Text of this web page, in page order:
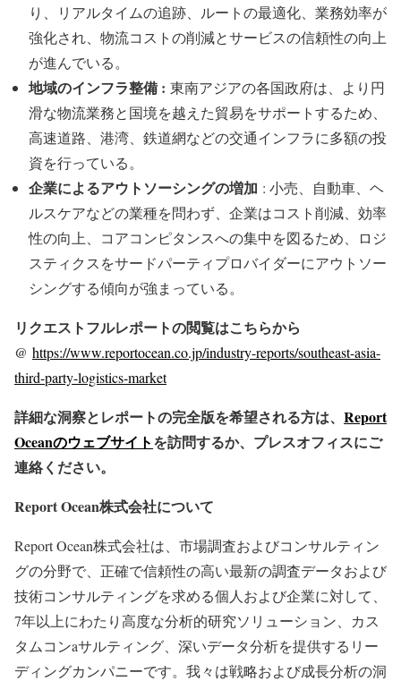
り、リアルタイムの追跡、ルートの最適化、業務効率が
強化され、物流コストの削減とサービスの信頼性の向上
が進んでいる。
地域のインフラ整備 : 東南アジアの各国政府は、より円
滑な物流業務と国境を越えた貿易をサポートするため、
高速道路、港湾、鉄道網などの交通インフラに多額の投
資を行っている。
企業によるアウトソーシングの増加 : 小売、自動車、ヘ
ルスケアなどの業種を問わず、企業はコスト削減、効率
性の向上、コアコンピタンスへの集中を図るため、ロジ
スティクスをサードパーティプロバイダーにアウトソー
シングする傾向が強まっている。
リクエストフルレポートの閲覧はこちらから
@ https://www.reportocean.co.jp/industry-reports/southeast-asia-
third-party-logistics-market
詳細な洞察とレポートの完全版を希望される方は、 Report
Oceanのウェブサイトを訪問するか、プレスオフィスにご
連絡ください。
Report Ocean株式会社について
Report Ocean株式会社は、市場調査およびコンサルティン
グの分野で、正確で信頼性の高い最新の調査データおよび
技術コンサルティングを求める個人および企業に対して、
7年以上にわたり高度な分析的研究ソリューション、カス
タムコンaサルティング、深いデータ分析を提供するリー
ディングカンパニーです。我々は戦略および成長分析の洞